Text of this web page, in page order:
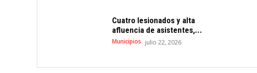
Cuatro lesionados y alta
afluencia de asistentes,...
Municipios julio 22, 2026